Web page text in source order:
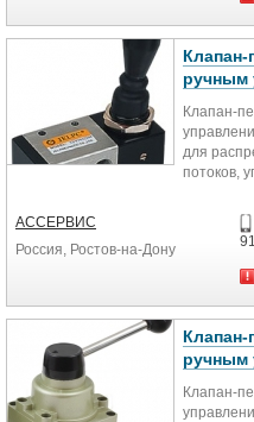
Рабочая
воздух,
уксус
сталь
−20...180°С
Рабочее
15...100 мм
F½"...F4"
Модель
Клапан-
ручным
Клапан-
для
потоков,
Тип
очистки
Рабочее
Рабочая
АССЕРВИС
Россия, Ростов-на-Дону
Клапан-
ручным
Клапан-